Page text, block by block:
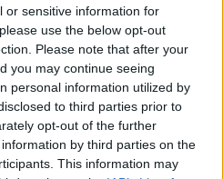
or sensitive information for
use the below opt-out
Please note that after your
you may continue seeing
personal information utilized by
to third parties prior to
opt-out of the further
by third parties on the
This information may